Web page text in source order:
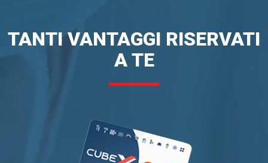
TANTI VANTAGGI RISERVATI
A TE